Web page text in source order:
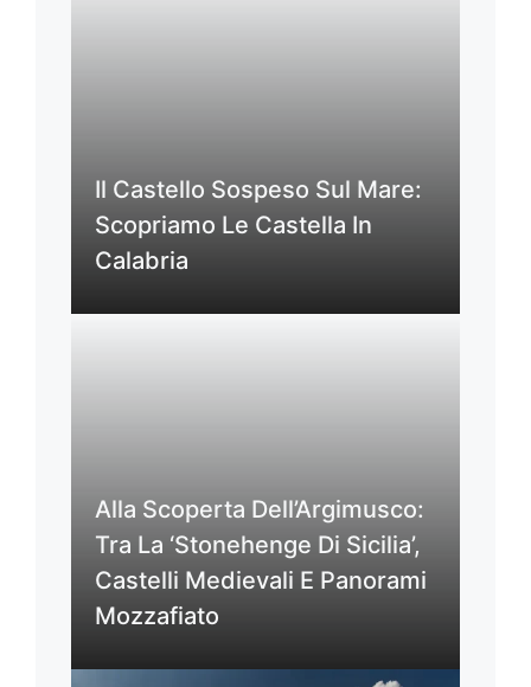
Il Castello Sospeso Sul Mare:
Scopriamo Le Castella In
Calabria
Alla Scoperta Dell’Argimusco:
Tra La ‘Stonehenge Di Sicilia’,
Castelli Medievali E Panorami
Mozzafiato